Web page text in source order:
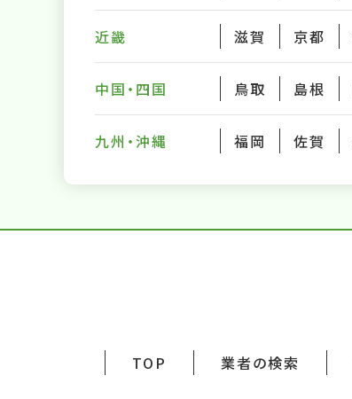
近畿 滋賀 京都
中国・四国 鳥取 島根
九州・沖縄 福岡 佐賀
TOP 業者の検索